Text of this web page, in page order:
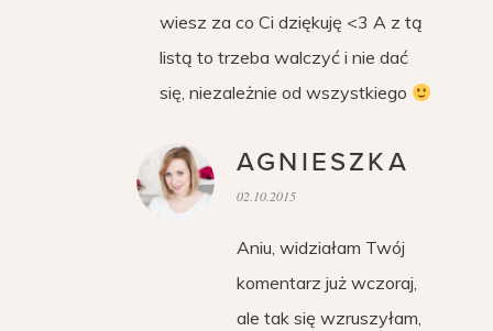
wiesz za co Ci dziękuję <3 A z tą
listą to trzeba walczyć i nie dać
się, niezależnie od wszystkiego
AGNIESZKA
02.10.2015
Aniu, widziałam Twój
komentarz już wczoraj,
ale tak się wzruszyłam,